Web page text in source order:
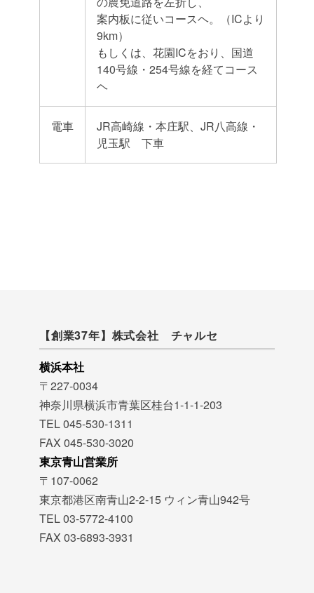
案内板に従いコースヘ。（ICより
9km）
もしくは、花園ICをおり、国道
140号線・254号線を経てコース
ヘ
電車
JR高崎線・本庄駅、JR八高線・
児玉駅 下車
【創業37年】株式会社 チャルセ
横浜本社
〒227-0034
神奈川県横浜市青葉区桂台1-1-1-203
TEL 045-530-1311
FAX 045-530-3020
東京青山営業所
〒107-0062
東京都港区南青山2-2-15 ウィン青山942号
TEL 03-5772-4100
FAX 03-6893-3931